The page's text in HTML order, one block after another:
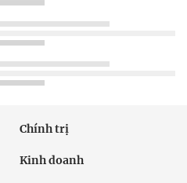
Chính trị
Kinh doanh